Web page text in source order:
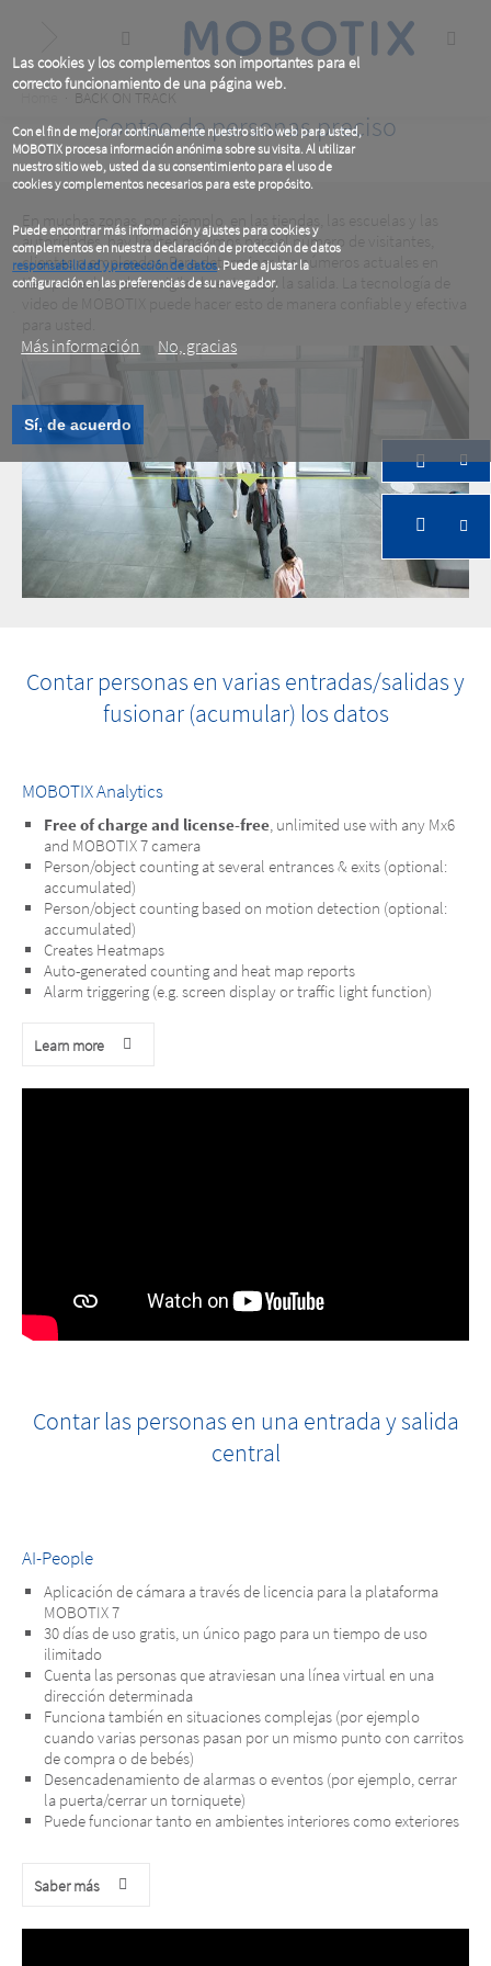
Las cookies y los complementos son importantes para el
correcto funcionamiento de una página web.
Con el fin de mejorar continuamente nuestro sitio web para usted,
MOBOTIX procesa información anónima sobre su visita. Al utilizar
nuestro sitio web, usted da su consentimiento para el uso de
cookies y complementos necesarios para este propósito.
Puede encontrar más información y ajustes para cookies y
complementos en nuestra declaración de protección de datos
responsabilidad y protección de datos. Puede ajustar la
configuración en las preferencias de su navegador.
Más información
No, gracias
Sí, de acuerdo
content
Breadcrumb
BACK ON TRACK
Conteo de personas preciso
En muchas zonas, por ejemplo, en las tiendas, las escuelas y las
autoridades, hay límites máximos para el número de visitantes,
clientes o empleados. Para determinar los números actuales en
tiempo real, se debe vigilar la entrada y la salida. La tecnología de
Contar personas en varias entradas/salidas y
fusionar (acumular) los datos
MOBOTIX Analytics
Free of charge and license-free , unlimited use with any Mx6
and MOBOTIX 7 camera
Person/object counting at several entrances & exits (optional:
accumulated)
Person/object counting based on motion detection (optional:
accumulated)
Creates Heatmaps
Auto-generated counting and heat map reports
Alarm triggering (e.g. screen display or traffic light function)
Learn more
Contar las personas en una entrada y salida
central
AI-People
Aplicación de cámara a través de licencia para la plataforma
MOBOTIX 7
30 días de uso gratis, un único pago para un tiempo de uso
ilimitado
Cuenta las personas que atraviesan una línea virtual en una
dirección determinada
Funciona también en situaciones complejas (por ejemplo
cuando varias personas pasan por un mismo punto con carritos
de compra o de bebés)
Desencadenamiento de alarmas o eventos (por ejemplo, cerrar
la puerta/cerrar un torniquete)
Puede funcionar tanto en ambientes interiores como exteriores
Saber más